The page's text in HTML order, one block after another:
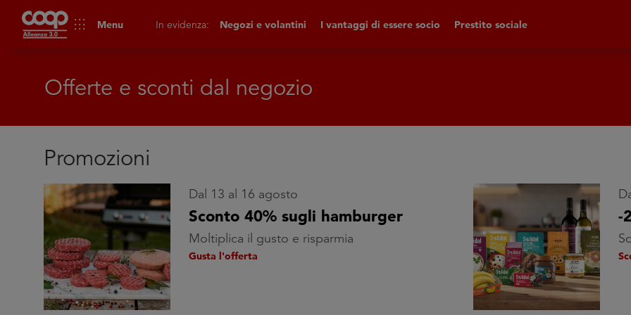
apps Menu In evidenza: Negozi e volantini I vantaggi di essere socio Prestito sociale
Offerte e sconti dal negozio
Promozioni
Dal 13 al 16 agosto
Sconto 40% sugli hamburger
Moltiplica il gusto e risparmia
Gusta l'offerta
-